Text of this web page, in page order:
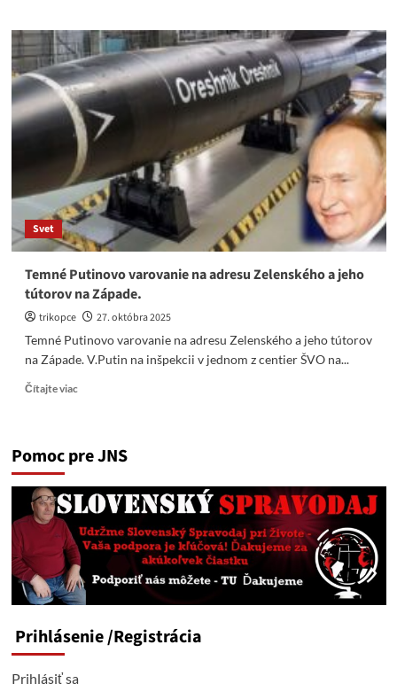
Putin
pozval
novinárov
a
zajistil
6
hodinové
prímerie.
Zelenský
im
zakázal
vstup
Svet
Temné Putinovo varovanie na adresu Zelenského a jeho
tútorov na Západe.
trikopce
27. októbra 2025
Temné Putinovo varovanie na adresu Zelenského a jeho tútorov
na Západe. V.Putin na inšpekcii v jednom z centier ŠVO na...
Čítajte viacRead
Putinovo
na
adresu
a
jeho
tútorov
na
Západe.
Pomoc pre JNS
Prihlásenie/Registrácia
Prihlásiť sa